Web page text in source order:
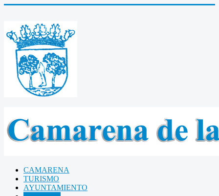
CAMARENA
TURISMO
AYUNTAMIENTO